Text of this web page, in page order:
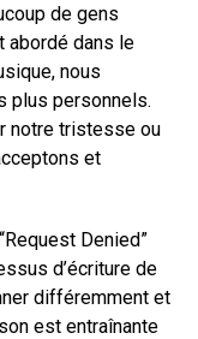
de gens
abordé dans le
nous
plus personnels.
notre tristesse ou
et
Denied”
d’écriture de
différemment et
est entraînante